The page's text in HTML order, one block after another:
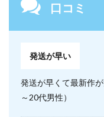
口コミ
発送が早い
発送が早くて最新作
～20代男性）